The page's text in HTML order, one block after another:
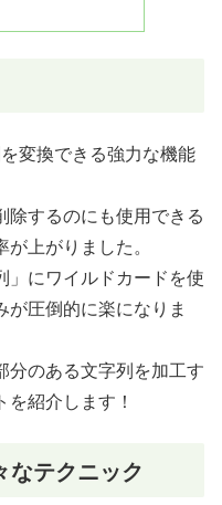
変換できる強力な機能
するのにも使用できる
上がりました。
」にワイルドカードを使
圧倒的に楽になりま
分のある文字列を加工す
紹介します！
なテクニック